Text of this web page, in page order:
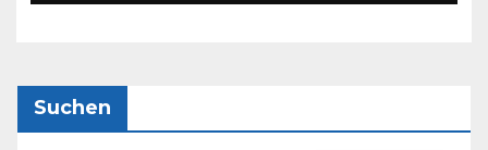
Prüfung bestanden! 💙🤍⚽
Suchen